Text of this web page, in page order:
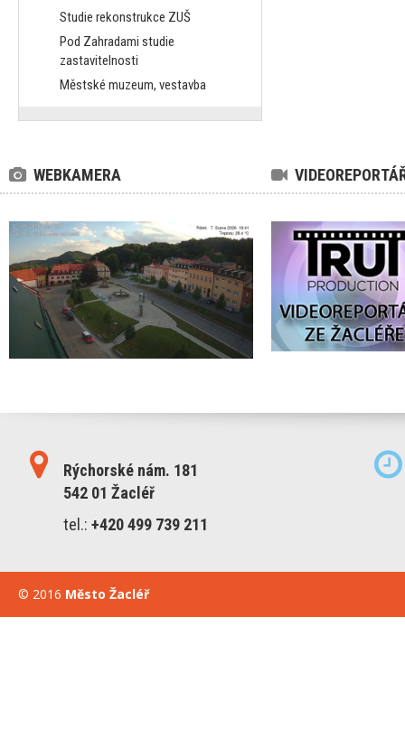
Studie rekonstrukce ZUŠ
Pod Zahradami studie
zastavitelnosti
Městské muzeum, vestavba
WEBKAMERA
Rýchorské nám. 181
542 01 Žacléř
tel.:+420 499 739 211
© 2016 Město Žacléř